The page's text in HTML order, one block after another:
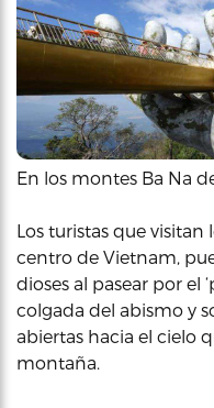
En los montes Ba Na
Los turistas que visitan
centro de Vietnam,
dioses al pasear por el
colgada del abismo y
abiertas hacia el cielo
montaña.